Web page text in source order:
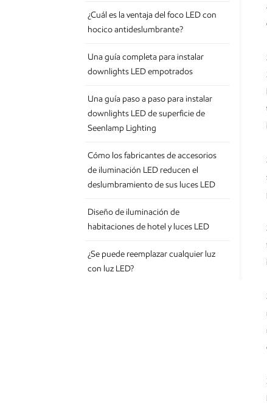
¿Cuál es la ventaja del foco LED con
hocico antideslumbrante?
Una guía completa para instalar
downlights LED empotrados
Una guía paso a paso para instalar
downlights LED de superficie de
Seenlamp Lighting
Cómo los fabricantes de accesorios
de iluminación LED reducen el
deslumbramiento de sus luces LED
Diseño de iluminación de
habitaciones de hotel y luces LED
¿Se puede reemplazar cualquier luz
con luz LED?